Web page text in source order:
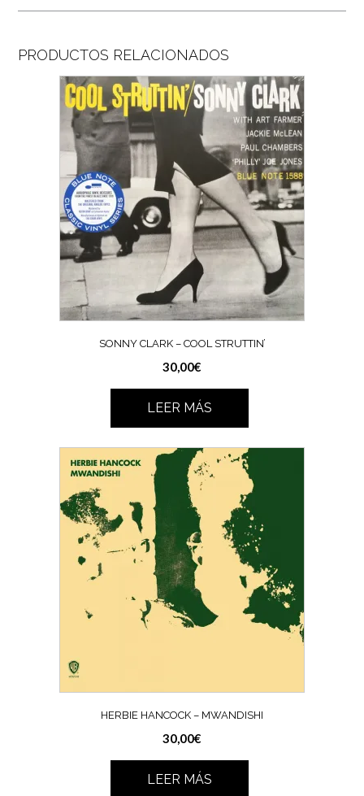
PRODUCTOS RELACIONADOS
SONNY CLARK – COOL STRUTTIN’
30,00€
LEER MÁS
HERBIE HANCOCK ‎– MWANDISHI
30,00€
LEER MÁS